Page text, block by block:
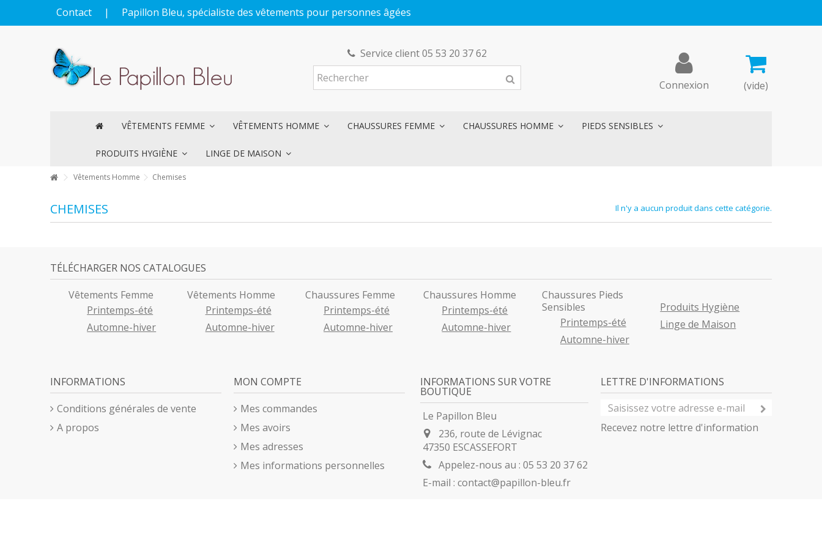
Contact | Papillon Bleu, spécialiste des vêtements pour personnes âgées
Service client 05 53 20 37 62
(vide)
Connexion
VÊTEMENTS FEMME VÊTEMENTS HOMME CHAUSSURES FEMME CHAUSSURES HOMME PIEDS SENSIBLES
PRODUITS HYGIÈNE LINGE DE MAISON
Vêtements Homme Chemises
CHEMISES Il n'y a aucun produit dans cette catégorie.
TÉLÉCHARGER NOS CATALOGUES
Vêtements Femme
Printemps-été
Automne-hiver
Vêtements Homme
Printemps-été
Automne-hiver
Chaussures Femme
Printemps-été
Automne-hiver
Chaussures Homme
Printemps-été
Automne-hiver
Chaussures Pieds
Sensibles
Printemps-été
Automne-hiver
Produits Hygiène
Linge de Maison
INFORMATIONS
Conditions générales de vente
A propos
MON COMPTE
Mes commandes
Mes avoirs
Mes adresses
Mes informations personnelles
INFORMATIONS SUR VOTRE
BOUTIQUE
Le Papillon Bleu
236, route de Lévignac
47350 ESCASSEFORT
Appelez-nous au : 05 53 20 37 62
E-mail : contact@papillon-bleu.fr
LETTRE D'INFORMATIONS
Recevez notre lettre d'information